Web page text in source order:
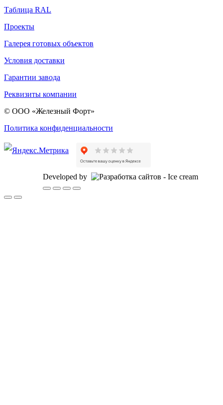
Таблица RAL
Проекты
Галерея готовых объектов
Условия доставки
Гарантии завода
Реквизиты компании
© ООО «Железный Форт»
Политика конфиденциальности
Developed by